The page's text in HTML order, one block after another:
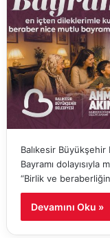
Balıkesir Büyükşehir
Bayramı dolayısıyla
“Birlik ve
Devamını Oku »